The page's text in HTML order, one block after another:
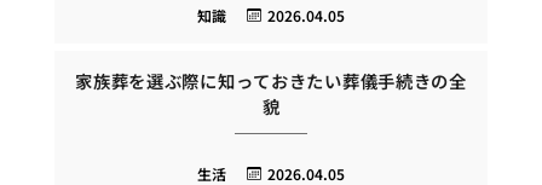
2026.04.05
知識
家族葬を選ぶ際に知っておきたい葬儀手続きの全
貌
2026.04.05
生活